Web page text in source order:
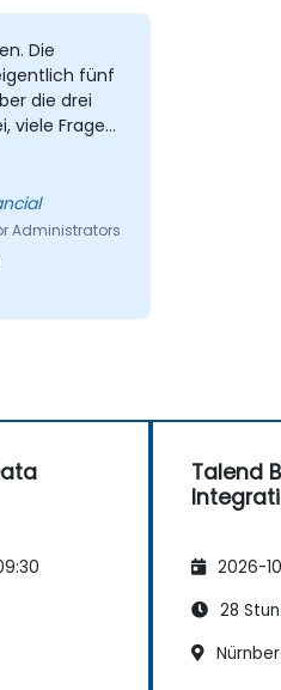
Die
fünf
die drei
viele Fragen
der Arbeit
Administrators
Talend
2026-
28